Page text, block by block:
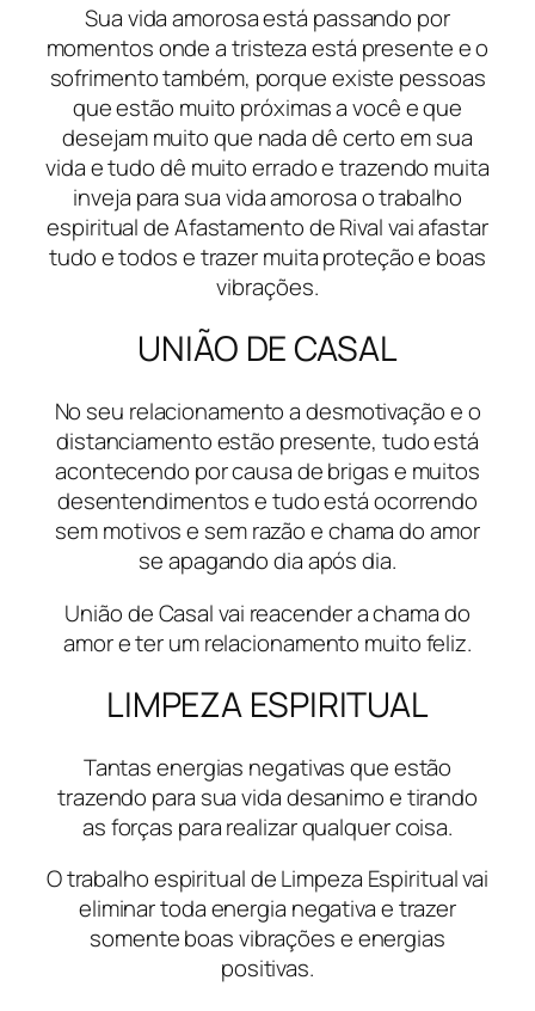
Sua vida amorosa está passando por
momentos onde a tristeza está presente e o
sofrimento também, porque existe pessoas
que estão muito próximas a você e que
desejam muito que nada dê certo em sua
vida e tudo dê muito errado e trazendo muita
inveja para sua vida amorosa o trabalho
espiritual de Afastamento de Rival vai afastar
tudo e todos e trazer muita proteção e boas
vibrações.
UNIÃO DE CASAL
No seu relacionamento a desmotivação e o
distanciamento estão presente, tudo está
acontecendo por causa de brigas e muitos
desentendimentos e tudo está ocorrendo
sem motivos e sem razão e chama do amor
se apagando dia após dia.
União de Casal vai reacender a chama do
amor e ter um relacionamento muito feliz.
LIMPEZA ESPIRITUAL
Tantas energias negativas que estão
trazendo para sua vida desanimo e tirando
as forças para realizar qualquer coisa.
O trabalho espiritual de Limpeza Espiritual vai
eliminar toda energia negativa e trazer
somente boas vibrações e energias
positivas.